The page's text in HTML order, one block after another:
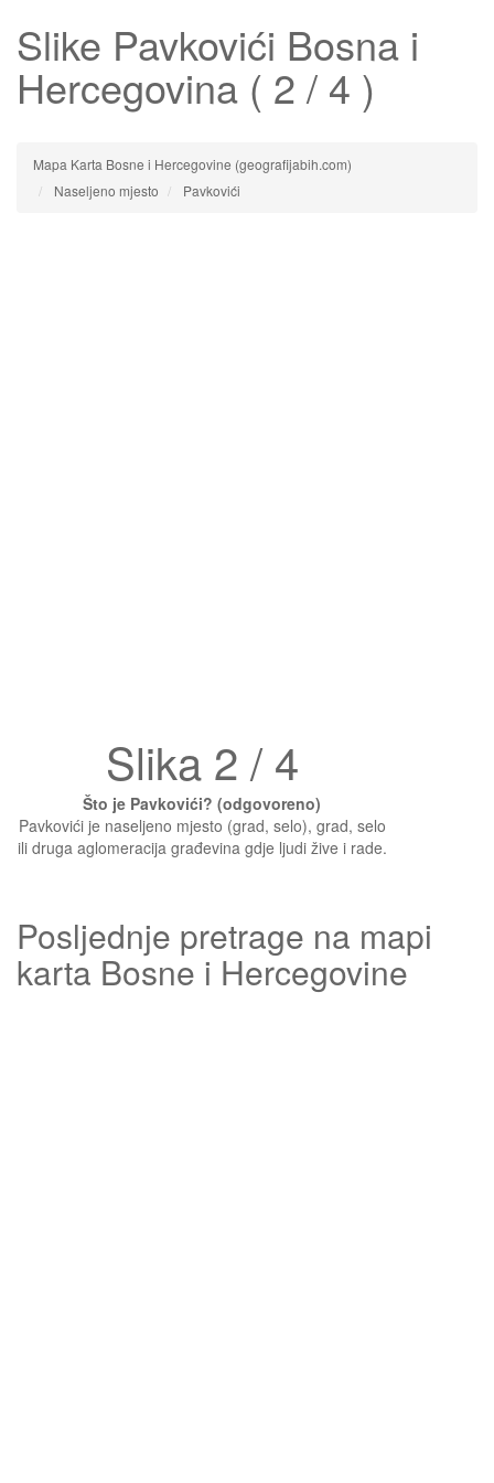
Slike Pavkovići Bosna i
Hercegovina ( 2 / 4 )
Mapa Karta Bosne i Hercegovine (geografijabih.com)
Naseljeno mjesto
Pavkovići
Slika 2 / 4
Što je Pavkovići? (odgovoreno)
Pavkovići je naseljeno mjesto (grad, selo), grad, selo
ili druga aglomeracija građevina gdje ljudi žive i rade.
Posljednje pretrage na mapi
karta Bosne i Hercegovine